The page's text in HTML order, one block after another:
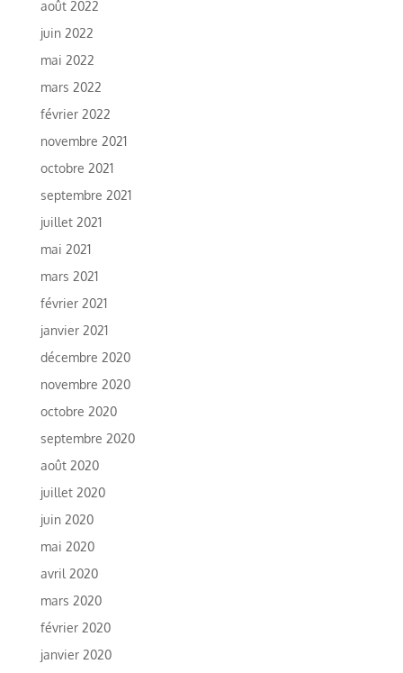
août 2022
juin 2022
mai 2022
mars 2022
février 2022
novembre 2021
octobre 2021
septembre 2021
juillet 2021
mai 2021
mars 2021
février 2021
janvier 2021
décembre 2020
novembre 2020
octobre 2020
septembre 2020
août 2020
juillet 2020
juin 2020
mai 2020
avril 2020
mars 2020
février 2020
janvier 2020